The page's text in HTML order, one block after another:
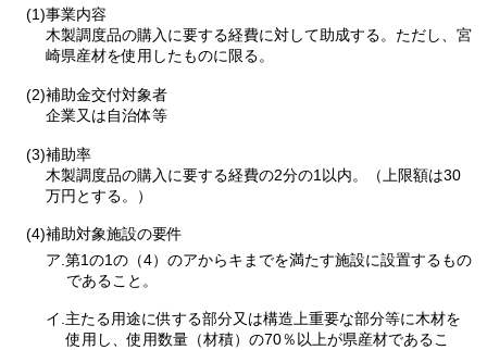
(1)事業内容
木製調度品の購入に要する経費に対して助成する。ただし、宮
崎県産材を使用したものに限る。
(2)補助金交付対象者
企業又は自治体等
(3)補助率
木製調度品の購入に要する経費の2分の1以内。（上限額は30
万円とする。）
(4)補助対象施設の要件
ア.第1の1の（4）のアからキまでを満たす施設に設置するもの
であること。
イ.主たる用途に供する部分又は構造上重要な部分等に木材を
使用し、使用数量（材積）の70％以上が県産材であるこ